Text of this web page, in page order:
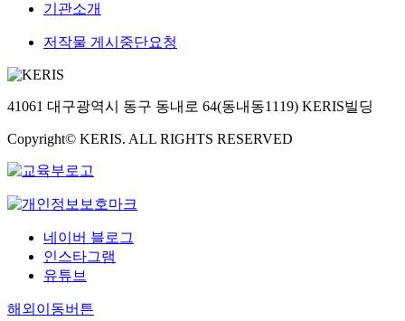
기관소개
저작물 게시중단요청
41061 대구광역시 동구 동내로 64(동내동1119) KERIS빌딩
Copyright© KERIS. ALL RIGHTS RESERVED
네이버 블로그
인스타그램
유튜브
해외이동버튼